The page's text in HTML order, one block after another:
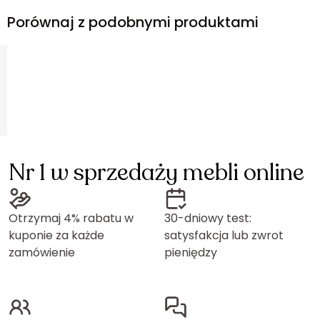
Porównaj z podobnymi produktami
Nr 1 w sprzedaży mebli online
Otrzymaj 4% rabatu w
kuponie za każde
zamówienie
30-dniowy test:
satysfakcja lub zwrot
pieniędzy